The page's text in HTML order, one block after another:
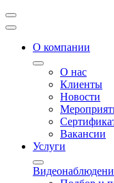
О компании
О нас
Клиенты
Новости
Вакансии
Услуги